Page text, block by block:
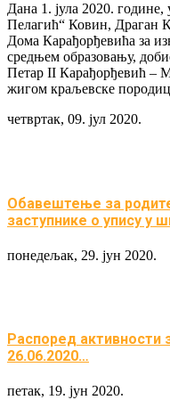
Дана 1. јула 2020.
Пелагић“ Ковин, Драган
Дома Карађорђевића за
средњем образовању,
Петар II Карађорђевић –
жигом краљевске
четвртак, 09. јул 2020.
Обавештење за
заступнике о упису у
понедељак, 29. јун 2020.
Распоред активности
26.06.2020…
петак, 19. јун 2020.